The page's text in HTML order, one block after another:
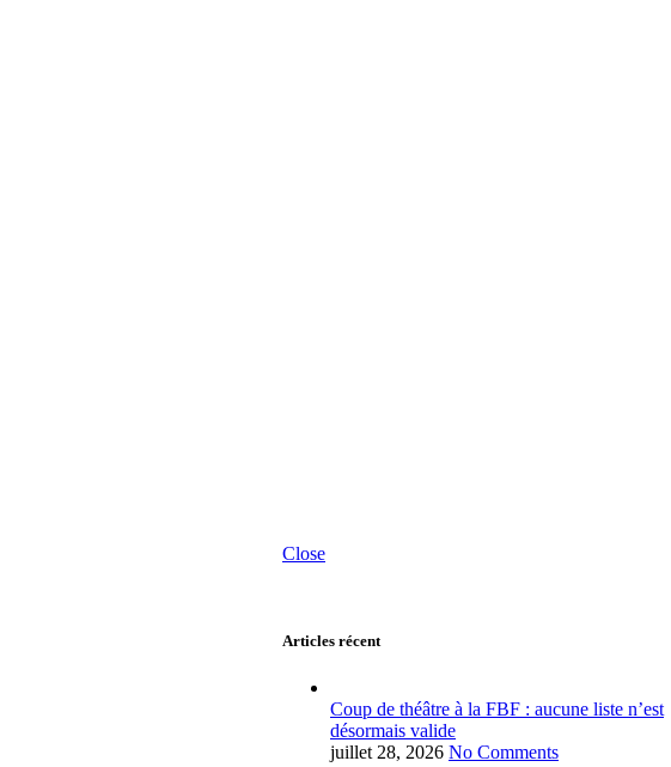
Close
Articles récent
Coup de théâtre à la FBF : aucune liste n’est
désormais valide
juillet 28, 2026 No Comments